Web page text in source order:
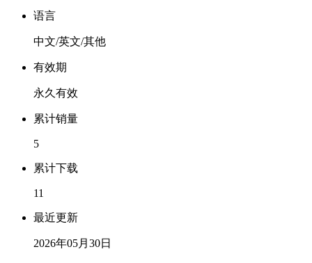
语言
中文/英文/其他
有效期
永久有效
累计销量
5
累计下载
11
最近更新
2026年05月30日